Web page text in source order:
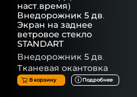
наст.время)
Внедорожник 5 дв.
Экран на заднее
ветровое стекло
STANDART
Внедорожник 5 дв.
Тканевая окантовка
В корзину Подробнее